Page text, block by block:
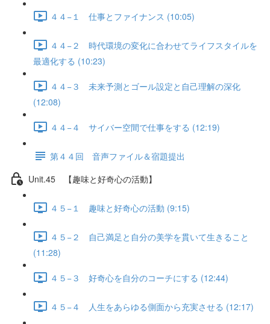
４４−１ 仕事とファイナンス (10:05)
４４−２ 時代環境の変化に合わせてライフスタイルを
最適化する (10:23)
４４−３ 未来予測とゴール設定と自己理解の深化
(12:08)
４４−４ サイバー空間で仕事をする (12:19)
第４４回 音声ファイル＆宿題提出
Unit.45 【趣味と好奇心の活動】
４５−１ 趣味と好奇心の活動 (9:15)
４５−２ 自己満足と自分の美学を貫いて生きること
(11:28)
４５−３ 好奇心を自分のコーチにする (12:44)
４５−４ 人生をあらゆる側面から充実させる (12:17)